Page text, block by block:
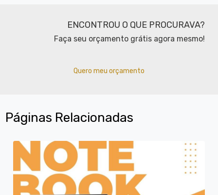
ENCONTROU O QUE PROCURAVA?
Faça seu orçamento grátis agora mesmo!
Quero meu orçamento
Páginas Relacionadas